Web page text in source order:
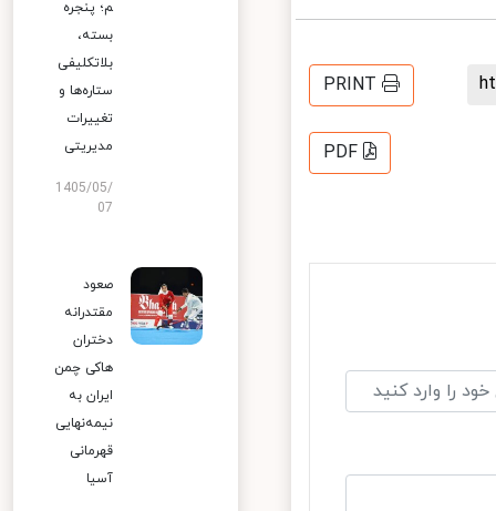
PRINT
PDF
م؛ پنجره
بسته،
بلاتکلیفی
ستاره‌ها و
تغییرات
مدیریتی
1405/05/
07
صعود
مقتدرانه
دختران
هاکی چمن
ایران به
نیمه‌نهایی
قهرمانی
آسیا